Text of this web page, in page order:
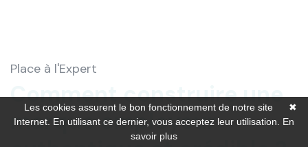
Place à l'Expert
Comment construire une
marque employeur
✖
Les cookies assurent le bon fonctionnement de notre site
Internet. En utilisant ce dernier, vous acceptez leur utilisation. En
savoir plus